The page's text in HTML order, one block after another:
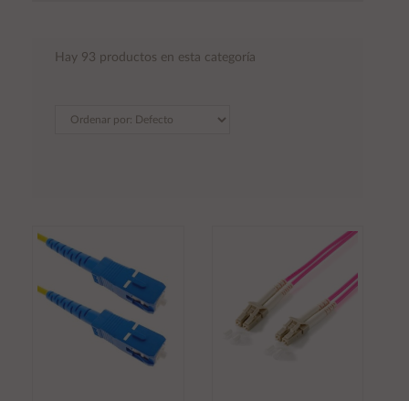
Hay 93 productos en esta categoría